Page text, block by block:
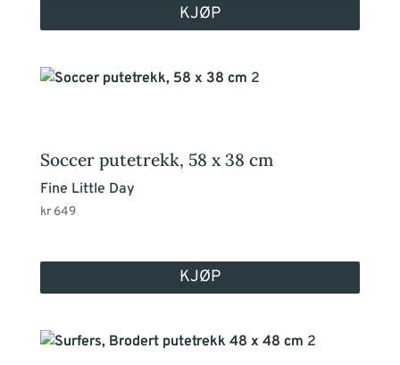
KJØP
Soccer putetrekk, 58 x 38 cm
Fine Little Day
kr649
KJØP